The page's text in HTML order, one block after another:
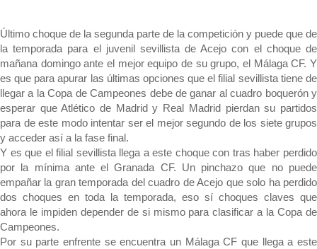
Último choque de la segunda parte de la competición y puede que de
la temporada para el juvenil sevillista de Acejo con el choque de
mañana domingo ante el mejor equipo de su grupo, el Málaga CF. Y
es que para apurar las últimas opciones que el filial sevillista tiene de
llegar a la Copa de Campeones debe de ganar al cuadro boquerón y
esperar que Atlético de Madrid y Real Madrid pierdan su partidos
para de este modo intentar ser el mejor segundo de los siete grupos
y acceder así a la fase final.
Y es que el filial sevillista llega a este choque con tras haber perdido
por la mínima ante el Granada CF. Un pinchazo que no puede
empañar la gran temporada del cuadro de Acejo que solo ha perdido
dos choques en toda la temporada, eso sí choques claves que
ahora le impiden depender de si mismo para clasificar a la Copa de
Campeones.
Por su parte enfrente se encuentra un Málaga CF que llega a este